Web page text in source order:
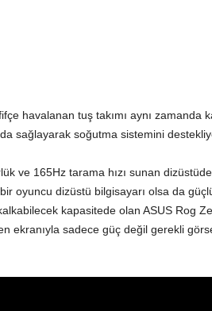
havalanan tuş takımı aynı zamanda
sağlayarak soğutma sistemini
ve 165Hz tarama hızı sunan
oyuncu dizüstü bilgisayarı olsa da
kapasitede olan ASUS Rog
ekranıyla sadece güç değil gerekli